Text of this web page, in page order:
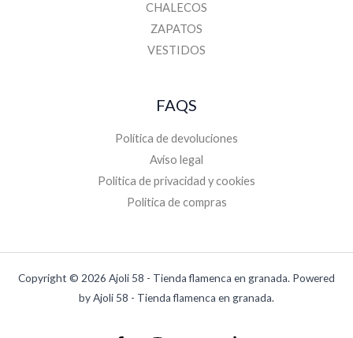
CHALECOS
ZAPATOS
VESTIDOS
FAQS
Política de devoluciones
Aviso legal
Politica de privacidad y cookies
Politica de compras
Copyright © 2026 Ajoli 58 - Tienda flamenca en granada. Powered
by Ajoli 58 - Tienda flamenca en granada.